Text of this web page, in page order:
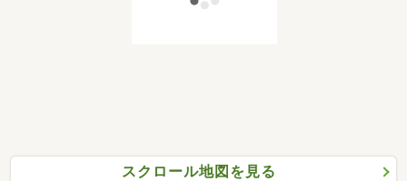
スクロール地図を見る